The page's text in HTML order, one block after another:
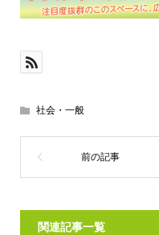
社会・一般
関連記事一覧